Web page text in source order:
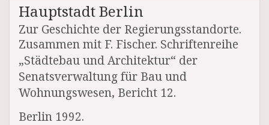
Hauptstadt Berlin
Zur Geschichte der Regierungsstandorte.
Zusammen mit F. Fischer. Schriftenreihe
„Städtebau und Architektur“ der
Senatsverwaltung für Bau und
Wohnungswesen, Bericht 12.
Berlin 1992.